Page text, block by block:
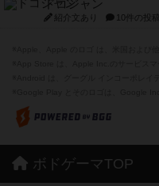
ドコジャン
紹介文あり 10件の投稿
ボドゲーマTOP